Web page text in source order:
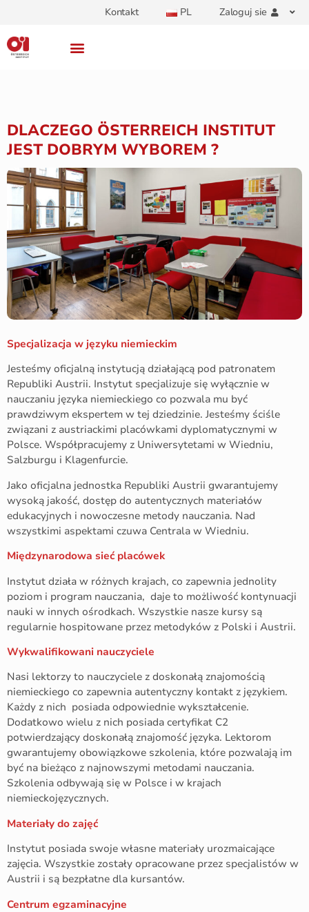
Kontakt PL Zaloguj sie
DLACZEGO ÖSTERREICH INSTITUT
JEST DOBRYM WYBOREM ?
Specjalizacja w języku niemieckim
Jesteśmy oficjalną instytucją działającą pod patronatem
Republiki Austrii. Instytut specjalizuje się wyłącznie w
nauczaniu języka niemieckiego co pozwala mu być
prawdziwym ekspertem w tej dziedzinie. Jesteśmy ściśle
związani z austriackimi placówkami dyplomatycznymi w
Polsce. Współpracujemy z Uniwersytetami w Wiedniu,
Salzburgu i Klagenfurcie.
Jako oficjalna jednostka Republiki Austrii gwarantujemy
wysoką jakość, dostęp do autentycznych materiałów
edukacyjnych i nowoczesne metody nauczania. Nad
wszystkimi aspektami czuwa Centrala w Wiedniu.
Międzynarodowa sieć placówek
Instytut działa w różnych krajach, co zapewnia jednolity
poziom i program nauczania, daje to możliwość kontynuacji
nauki w innych ośrodkach. Wszystkie nasze kursy są
regularnie hospitowane przez metodyków z Polski i Austrii.
Wykwalifikowani nauczyciele
Nasi lektorzy to nauczyciele z doskonałą znajomością
niemieckiego co zapewnia autentyczny kontakt z językiem.
Każdy z nich posiada odpowiednie wykształcenie.
Dodatkowo wielu z nich posiada certyfikat C2
potwierdzający doskonałą znajomość języka. Lektorom
gwarantujemy obowiązkowe szkolenia, które pozwalają im
być na bieżąco z najnowszymi metodami nauczania.
Szkolenia odbywają się w Polsce i w krajach
niemieckojęzycznych.
Materiały do zajęć
Instytut posiada swoje własne materiały urozmaicające
zajęcia. Wszystkie zostały opracowane przez specjalistów w
Austrii i są bezpłatne dla kursantów.
Centrum egzaminacyjne